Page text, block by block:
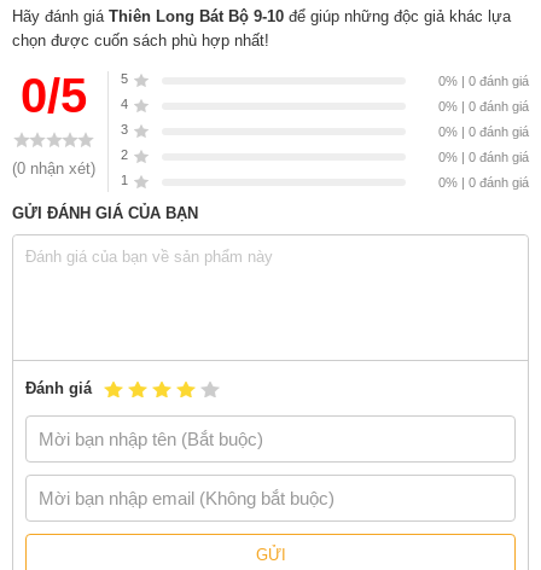
Hãy đánh giá Thiên Long Bát Bộ 9-10 để giúp những độc giả khác lựa
chọn được cuốn sách phù hợp nhất!
0/5
(0 nhận xét)
5
0% | 0 đánh giá
4
0% | 0 đánh giá
3
0% | 0 đánh giá
2
0% | 0 đánh giá
1
0% | 0 đánh giá
GỬI ĐÁNH GIÁ CỦA BẠN
Đánh giá
GỬI